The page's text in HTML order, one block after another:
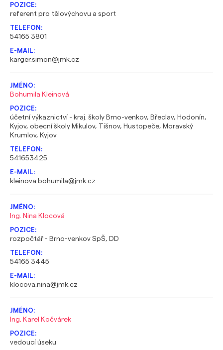
referent pro tělovýchovu a sport
54165 3801
karger.simon@jmk.cz
Bohumila Kleinová
účetní výkaznictví - kraj. školy Brno-venkov, Břeclav, Hodonín,
Kyjov, obecní školy Mikulov, Tišnov, Hustopeče, Moravský
Krumlov, Kyjov
541653425
kleinova.bohumila@jmk.cz
Ing. Nina Klocová
rozpočtář - Brno-venkov SpŠ, DD
54165 3445
klocova.nina@jmk.cz
Ing. Karel Kočvárek
vedoucí úseku